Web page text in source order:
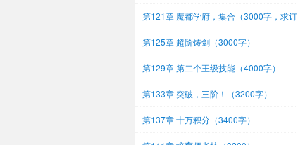
第121章 魔都学府，集合（3000字，求订
阅）
第125章 超阶铸剑（3000字）
第129章 第二个王级技能（4000字）
第133章 突破，三阶！（3200字）
第137章 十万积分（3400字）